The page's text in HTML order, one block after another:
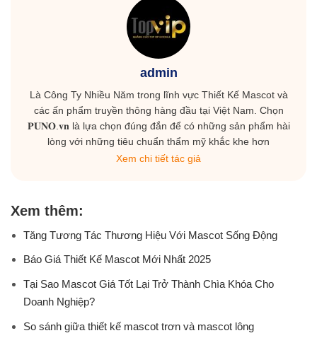
admin
Là Công Ty Nhiều Năm trong lĩnh vực Thiết Kế Mascot và
các ấn phẩm truyền thông hàng đầu tại Việt Nam. Chọn
𝐏𝐔𝐍𝐎.𝐯𝐧 là lựa chọn đúng đắn để có những sản phẩm hài
lòng với những tiêu chuẩn thẩm mỹ khắc khe hơn
Xem chi tiết tác giả
Xem thêm:
Tăng Tương Tác Thương Hiệu Với Mascot Sống Động
Báo Giá Thiết Kế Mascot Mới Nhất 2025
Tại Sao Mascot Giá Tốt Lại Trở Thành Chìa Khóa Cho
Doanh Nghiệp?
So sánh giữa thiết kế mascot trơn và mascot lông